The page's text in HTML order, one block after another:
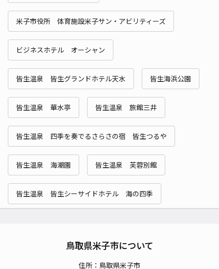
米子市役所 体育施設米子サン・アビリティーズ
ビジネスホテル オーシャン
皆生温泉 皆生グランドホテル天水 皆生海浜公園
皆生温泉 華水亭 皆生温泉 旅館三井
皆生温泉 四季を奏でるさらさの宿 皆生つるや
皆生温泉 海潮園 皆生温泉 芙蓉別館
皆生温泉 皆生シーサイドホテル 海の四季
鳥取県米子市について
住所：鳥取県米子市